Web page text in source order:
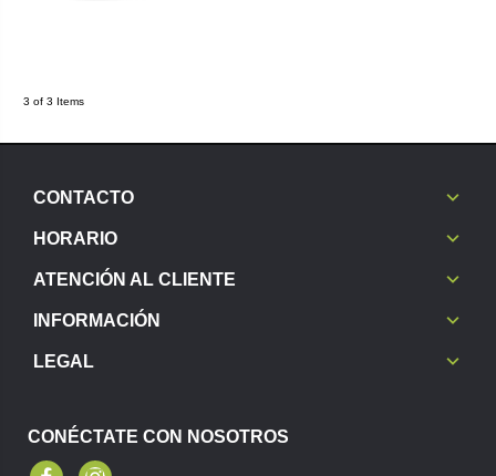
3 of 3 Items
CONTACTO
HORARIO
ATENCIÓN AL CLIENTE
INFORMACIÓN
LEGAL
CONÉCTATE CON NOSOTROS